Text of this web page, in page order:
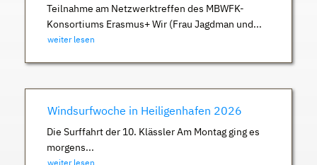
Teilnahme am Netzwerktreffen des MBWFK-
Konsortiums Erasmus+ Wir (Frau Jagdman und...
weiter lesen
Windsurfwoche in Heiligenhafen 2026
Die Surffahrt der 10. Klässler Am Montag ging es
morgens...
weiter lesen